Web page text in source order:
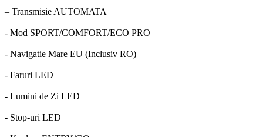
– Transmisie AUTOMATA
- Mod SPORT/COMFORT/ECO PRO
- Navigatie Mare EU (Inclusiv RO)
- Faruri LED
- Lumini de Zi LED
- Stop-uri LED